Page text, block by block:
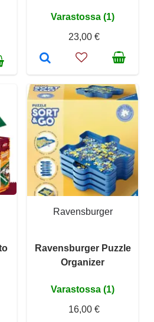
Varastossa (1)
23,00 €
Ravensburger
Ravensburger Puzzle
Organizer
Varastossa (1)
16,00 €